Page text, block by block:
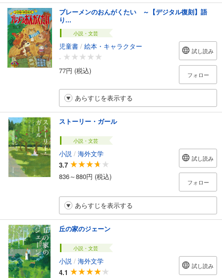
ブレーメンのおんがくたい ～【デジタル復刻】語
り...
小説・文芸
児童書 / 絵本・キャラクター
-
77円 (税込)
試し読み
フォロー
あらすじを表示する
ストーリー・ガール
小説・文芸
小説 / 海外文学
3.7
836～880円 (税込)
試し読み
フォロー
あらすじを表示する
丘の家のジェーン
小説・文芸
小説 / 海外文学
4.1
試し読み